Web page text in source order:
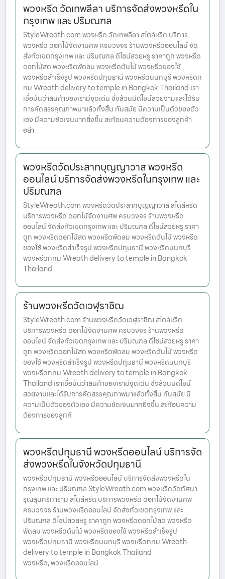
พวงหรีด วัดเทพลีลา บริการจัดส่งพวงหรีดใน
กรุงเทพ และ ปริมณฑล
StyleWreath.com พวงหรีด วัดเทพลีลา สไตล์หรีด บริการ
พวงหรีด ดอกไม้จัดงานศพ ครบวงจร ร้านพวงหรีดออนไลน์ จัด
ส่งทั่วเขตกรุงเทพ และ ปริมณฑล ดีไซน์สวยหรู ราคาถูก พวงหรีด
ดอกไม้สด พวงหรีดพัดลม พวงหรีดต้นไม้ พวงหรีดของใช้
พวงหรีดสำเร็จรูป พวงหรีดปทุมธานี พวงหรีดนนทบุรี พวงหรีดก
ทม Wreath delivery to temple in Bangkok Thailand เรา
เชื่อมั่นว่าสินค้าของเรามีจุดเด่น ซึ่งล้วนมีดีไซน์สวยงามและได้รับ
การคัดสรรคุณภาพมาแล้วทั้งสิ้น ทันสมัย มีความเป็นตัวของตัว
เอง มีความชัดเจนมากยิ่งขึ้น สะท้อนความต้องการของลูกค้า
อย่า
พวงหรีดวัดประสาทบุญญาวาส พวงหรีด
ออนไลน์ บริการจัดส่งพวงหรีดในกรุงเทพ และ
ปริมณฑล
StyleWreath.com พวงหรีดวัดประสาทบุญญาวาส สไตล์หรีด
บริการพวงหรีด ดอกไม้จัดงานศพ ครบวงจร ร้านพวงหรีด
ออนไลน์ จัดส่งทั่วเขตกรุงเทพ และ ปริมณฑล ดีไซน์สวยหรู ราคา
ถูก พวงหรีดดอกไม้สด พวงหรีดพัดลม พวงหรีดต้นไม้ พวงหรีด
ของใช้ พวงหรีดสำเร็จรูป พวงหรีดปทุมธานี พวงหรีดนนทบุรี
พวงหรีดกทม Wreath delivery to temple in Bangkok
Thailand
ร้านพวงหรีดวัดเวฬุราชิณ
StyleWreath.com ร้านพวงหรีดวัดเวฬุราชิณ สไตล์หรีด
บริการพวงหรีด ดอกไม้จัดงานศพ ครบวงจร ร้านพวงหรีด
ออนไลน์ จัดส่งทั่วเขตกรุงเทพ และ ปริมณฑล ดีไซน์สวยหรู ราคา
ถูก พวงหรีดดอกไม้สด พวงหรีดพัดลม พวงหรีดต้นไม้ พวงหรีด
ของใช้ พวงหรีดสำเร็จรูป พวงหรีดปทุมธานี พวงหรีดนนทบุรี
พวงหรีดกทม Wreath delivery to temple in Bangkok
Thailand เราเชื่อมั่นว่าสินค้าของเรามีจุดเด่น ซึ่งล้วนมีดีไซน์
สวยงามและได้รับการคัดสรรคุณภาพมาแล้วทั้งสิ้น ทันสมัย มี
ความเป็นตัวของตัวเอง มีความชัดเจนมากยิ่งขึ้น สะท้อนความ
ต้องการของลูกค้
พวงหรีดปทุมธานี พวงหรีดออนไลน์ บริการจัด
ส่งพวงหรีดในจังหวัดปทุมธานี
พวงหรีดปทุมธานี พวงหรีดออนไลน์ บริการจัดส่งพวงหรีดใน
กรุงเทพ และ ปริมณฑล StyleWreath.com พวงหรีดวัดทัศนา
รุณสุนทริการาม สไตล์หรีด บริการพวงหรีด ดอกไม้จัดงานศพ
ครบวงจร ร้านพวงหรีดออนไลน์ จัดส่งทั่วเขตกรุงเทพ และ
ปริมณฑล ดีไซน์สวยหรู ราคาถูก พวงหรีดดอกไม้สด พวงหรีด
พัดลม พวงหรีดต้นไม้ พวงหรีดของใช้ พวงหรีดสำเร็จรูป
พวงหรีดปทุมธานี พวงหรีดนนทบุรี พวงหรีดกทม Wreath
delivery to temple in Bangkok Thailand
พวงหรีด, พวงหรีดออนไลน์